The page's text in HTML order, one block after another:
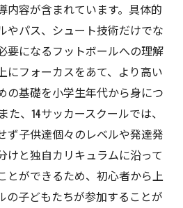
内容が含まれています。具体的
やパス、シュート技術だけでな
要になるフットボールへの理解
にフォーカスをあて、より高い
の基礎を小学生年代から身につ
た、14サッカースクールでは、
ず子供達個々のレベルや発達発
けと独自カリキュラムに沿って
とができるため、初心者から上
の子どもたちが参加することが